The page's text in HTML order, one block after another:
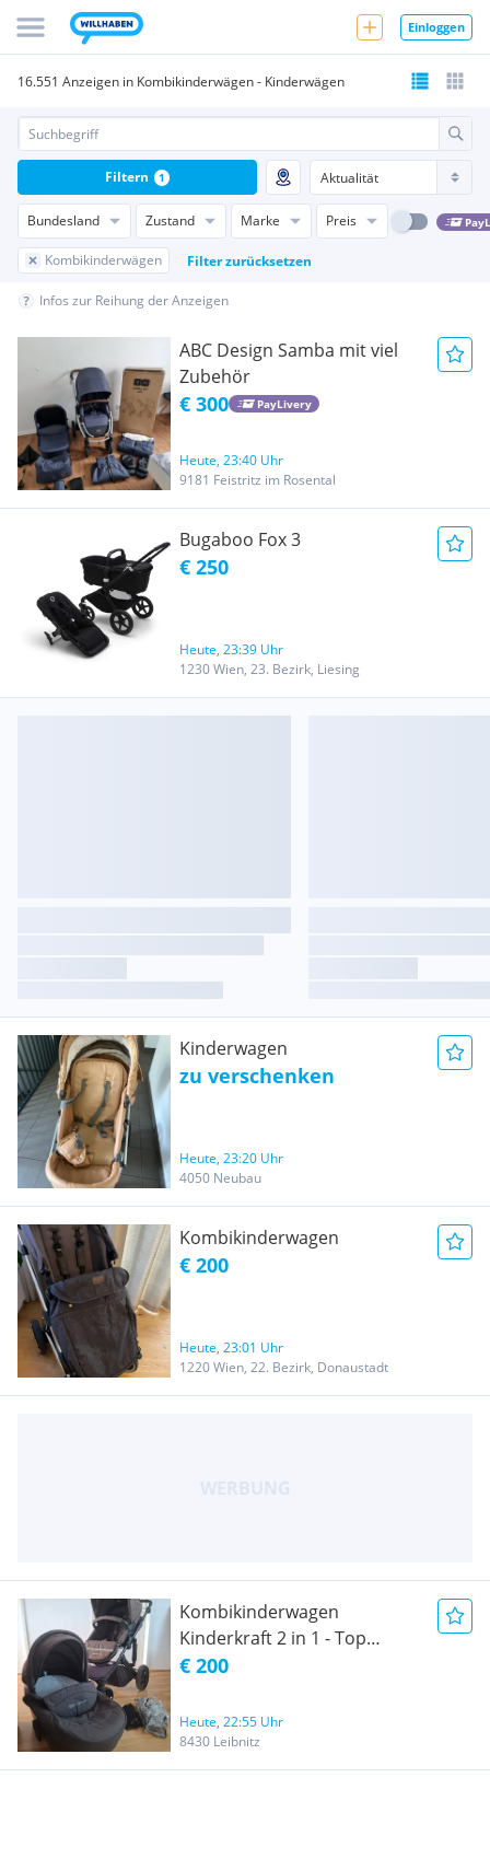
Einloggen
16.551 Anzeigen in Kombikinderwägen - Kinderwägen
Bundesland Zustand Marke Preis
Kombikinderwägen Filter zurücksetzen
Filtern 1
Infos zur Reihung der Anzeigen
ABC Design Samba mit viel
Zubehör
€ 300 PayLivery
Heute, 23:40 Uhr
9181 Feistritz im Rosental
Bugaboo Fox 3
€ 250
Heute, 23:39 Uhr
1230 Wien, 23. Bezirk, Liesing
Kinderwagen
zu verschenken
Heute, 23:20 Uhr
4050 Neubau
Kombikinderwagen
€ 200
Heute, 23:01 Uhr
1220 Wien, 22. Bezirk, Donaustadt
Kombikinderwagen
Kinderkraft 2 in 1 - Top
Zustand!
€ 200
Heute, 22:55 Uhr
8430 Leibnitz